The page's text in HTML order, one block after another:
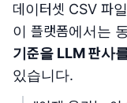
데이터셋 CSV 파
이 플랫폼에서는
기준을 LLM 판사
있습니다.